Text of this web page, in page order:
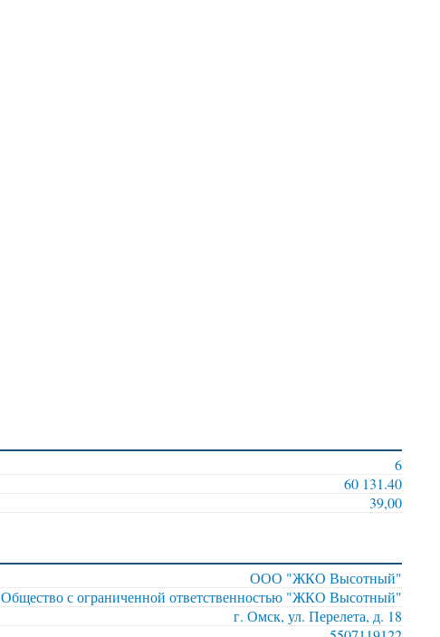
6
60 131.40
39,00
ООО "ЖКО Высотный"
Общество с ограниченной ответственностью "ЖКО Высотный"
г. Омск, ул. Перелета, д. 18